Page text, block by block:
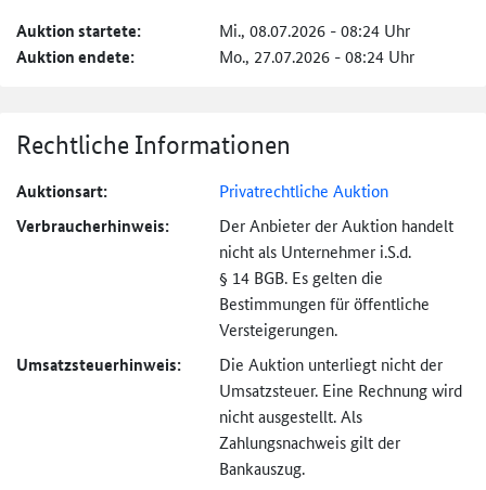
Auktion startete: Mi., 08.07.2026 - 08:24 Uhr
Auktion endete: Mo., 27.07.2026 - 08:24 Uhr
Rechtliche Informationen
Auktionsart: Privatrechtliche Auktion
Verbraucher­hinweis:
Der Anbieter der Auktion handelt
nicht als Unternehmer i.S.d.
§ 14 BGB. Es gelten die
Bestimmungen für öffentliche
Versteigerungen.
Umsatzsteuer­hinweis:
Die Auktion unterliegt nicht der
Umsatzsteuer. Eine Rechnung wird
nicht ausgestellt. Als
Zahlungsnachweis gilt der
Bankauszug.